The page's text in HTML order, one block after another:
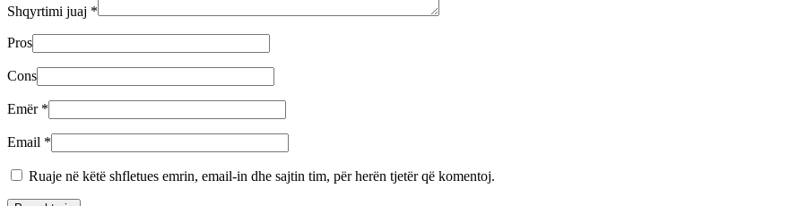
Shqyrtimi juaj *
Pros
Cons
Emër *
Email *
Ruaje në këtë shfletues emrin, email-in dhe sajtin tim, për herën tjetër që komentoj.